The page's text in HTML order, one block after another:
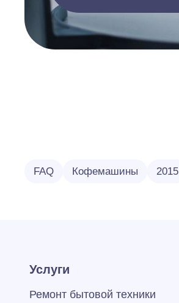
FAQ Кофемашины 2015
Услуги
Ремонт бытовой техники